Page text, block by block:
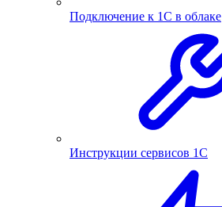
Подключение к 1С в облаке
Инструкции сервисов 1С